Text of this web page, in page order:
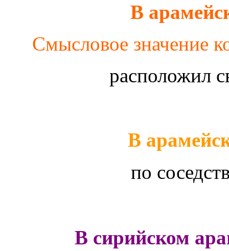
В
Смысловое значение
расположил
В
по
В сирийском